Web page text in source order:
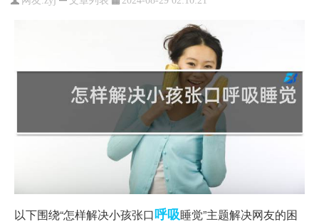
以下围绕“怎样解决小孩张口呼吸睡觉”主题解决网友的困